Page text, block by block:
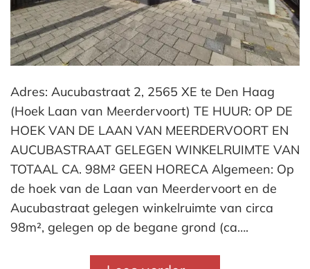
Adres: Aucubastraat 2, 2565 XE te Den Haag
(Hoek Laan van Meerdervoort) TE HUUR: OP DE
HOEK VAN DE LAAN VAN MEERDERVOORT EN
AUCUBASTRAAT GELEGEN WINKELRUIMTE VAN
TOTAAL CA. 98M² GEEN HORECA Algemeen: Op
de hoek van de Laan van Meerdervoort en de
Aucubastraat gelegen winkelruimte van circa
98m², gelegen op de begane grond (ca….